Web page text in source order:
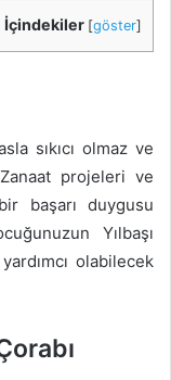
İçindekiler [göster]
sıkıcı olmaz ve
projeleri ve
başarı duygusu
Yılbaşı
olabilecek